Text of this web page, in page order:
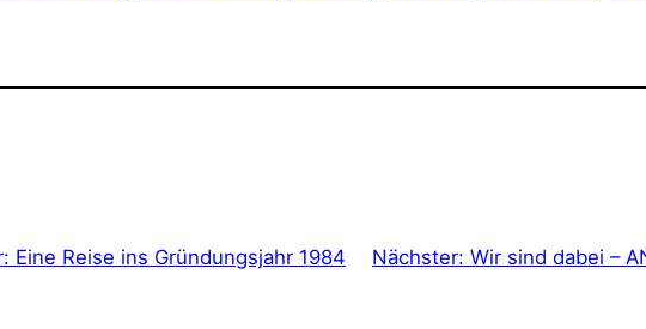
Eine Reise ins Gründungsjahr 1984 Nächster: Wir sind dabei –